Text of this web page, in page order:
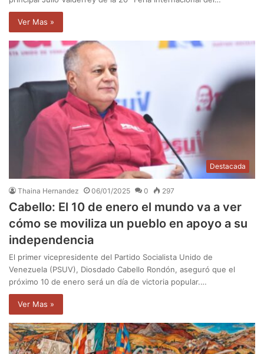
Ver Mas »
Destacada
Thaina Hernandez 06/01/2025 0 297
Cabello: El 10 de enero el mundo va a ver
cómo se moviliza un pueblo en apoyo a su
independencia
El primer vicepresidente del Partido Socialista Unido de
Venezuela (PSUV), Diosdado Cabello Rondón, aseguró que el
próximo 10 de enero será un día de victoria popular.…
Ver Mas »